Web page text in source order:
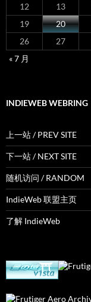
12
13
19
20
26
27
« 7 月
INDIEWEB WEBRING
上一站 / PREV SITE
下一站 / NEXT SITE
随机访问 / RANDOM
IndieWeb 联盟主页
了解 IndieWeb